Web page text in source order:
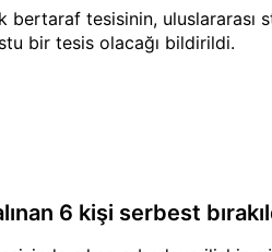
bertaraf tesisinin, uluslararası
bir tesis olacağı bildirildi.
6 kişi serbest